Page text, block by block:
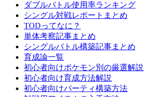
ダブルバトル使用率ランキング
シングル対戦レポートまとめ
TODってなに？
単体考察記事まとめ
シングルバトル構築記事まとめ
育成論一覧
初心者向けポケモン別の厳選解説
初心者向け育成方法解説
初心者向けパーティ構築方法